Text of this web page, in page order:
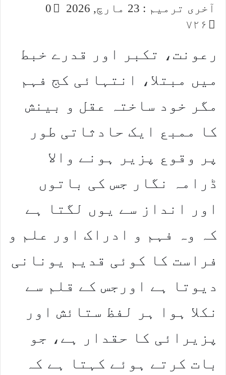
آخری ترمیم : 23 مارچ, 2026
0
۷۲۶
رعونت، تکبر اور قدرے خبط
میں مبتلا، انتہائی کج فہم
مگر خود ساختہ عقل و بینش
کا ممبع ایک حادثاتی طور
پر وقوع پزیر ہونے والا
ڈرامہ نگار جس کی باتوں
اور انداز سے یوں لگتا ہے
کہ وہ فہم و ادراک اور علم و
فراست کا کوئی قدیم یونانی
دیوتا ہے اورجس کے قلم سے
نکلا ہوا ہر لفظ ستائش اور
پزیرائی کا حقدار ہے، جو
بات کرتے ہوئے کہتا ہے کہ